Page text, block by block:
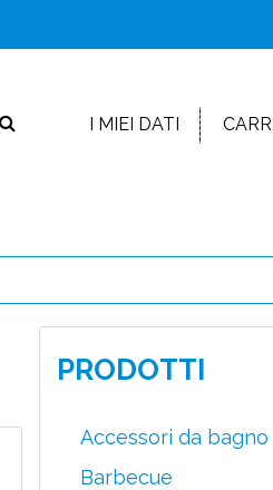
I MIEI DATI
PRODOTTI
Accessori da bagno
Barbecue